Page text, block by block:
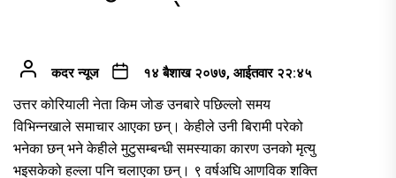
कदर न्यूज १४ बैशाख २०७७, आईतवार २२:४५
उत्तर कोरियाली नेता किम जोङ उनबारे पछिल्लो समय
विभिन्नखाले समाचार आएका छन्। केहीले उनी बिरामी परेको
भनेका छन् भने केहीले मुटुसम्बन्धी समस्याका कारण उनको मृत्यु
भइसकेको हल्ला पनि चलाएका छन्। ९ वर्षअघि आणविक शक्ति